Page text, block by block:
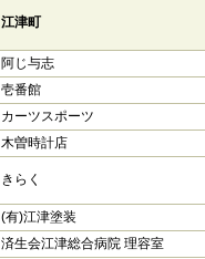
江津町
阿じ与志
壱番館
カーツスポーツ
木曽時計店
きらく
(有)江津塗装
済生会江津総合病院 理容室